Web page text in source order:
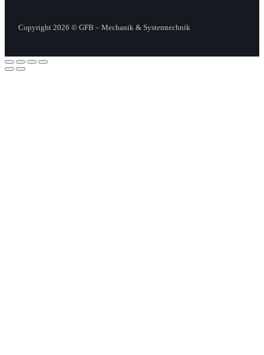
Copyright 2026 © GFB – Mechanik & Systemtechnik